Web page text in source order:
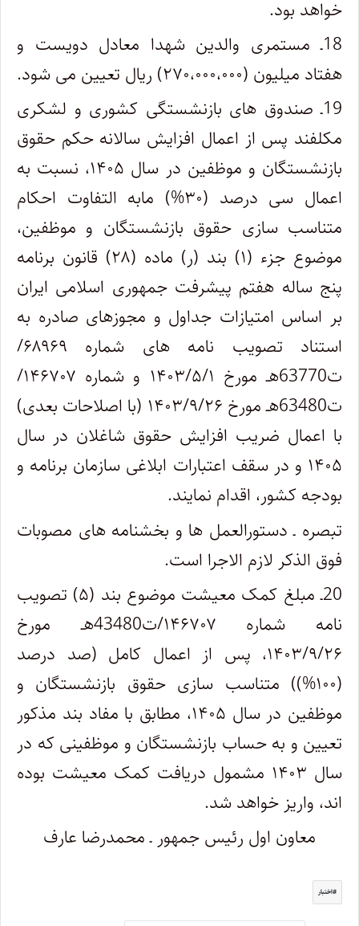
خواهد بود.
18ـ مستمری والدین شهدا معادل دویست و
هفتاد میلیون (۲۷۰،۰۰۰،۰۰۰) ریال تعیین می شود.
19ـ صندوق های بازنشستگی کشوری و لشکری
مکلفند پس از اعمال افزایش سالانه حکم حقوق
بازنشستگان و موظفین در سال ۱۴۰۵، نسبت به
اعمال سی درصد (۳۰%) مابه التفاوت احکام
متناسب سازی حقوق بازنشستگان و موظفین،
موضوع جزء (۱) بند (ر) ماده (۲۸) قانون برنامه
پنج ساله هفتم پیشرفت جمهوری اسلامی ایران
بر اساس امتیازات جداول و مجوزهای صادره به
استناد تصویب نامه های شماره ۶۸۹۶۹/
ت63770هـ مورخ ۱۴۰۳/۵/۱ و شماره ۱۴۶۷۰۷/
ت63480هـ مورخ ۱۴۰۳/۹/۲۶ (با اصلاحات بعدی)
با اعمال ضریب افزایش حقوق شاغلان در سال
۱۴۰۵ و در سقف اعتبارات ابلاغی سازمان برنامه و
بودجه کشور، اقدام نمایند.
تبصره ـ دستورالعمل ها و بخشنامه های مصوبات
فوق الذکر لازم الاجرا است.
20ـ مبلغ کمک معیشت موضوع بند (۵) تصویب
نامه شماره ۱۴۶۷۰۷/ت43480هـ مورخ
۱۴۰۳/۹/۲۶، پس از اعمال کامل (صد درصد
(۱۰۰%)) متناسب سازی حقوق بازنشستگان و
موظفین در سال ۱۴۰۵، مطابق با مفاد بند مذکور
تعیین و به حساب بازنشستگان و موظفینی که در
سال ۱۴۰۳ مشمول دریافت کمک معیشت بوده
اند، واریز خواهد شد.
معاون اول رئیس جمهور ـ محمدرضا عارف
اختبار